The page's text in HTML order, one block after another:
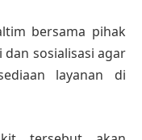
bersama pihak
sosialisasi agar
layanan di